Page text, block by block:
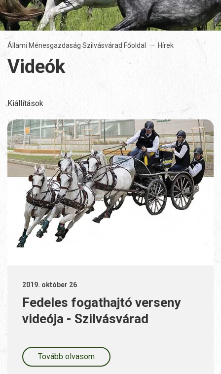
Állami Ménesgazdaság Szilvásvárad Főoldal Hírek
Videók
Kiállítások
2019. október 26
Fedeles fogathajtó verseny
videója - Szilvásvárad
Tovább olvasom